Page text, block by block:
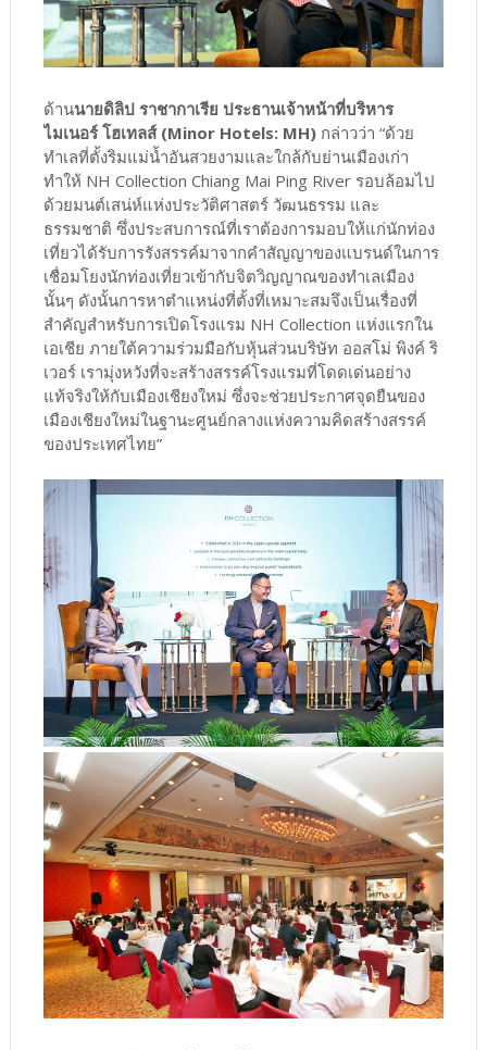
ด้านนายดิลิป ราชากาเรีย ประธานเจ้าหน้าที่บริหาร
ไมเนอร์ โฮเทลส์ (Minor Hotels: MH) กล่าวว่า “ด้วย
ทำเลที่ตั้งริมแม่น้ำอันสวยงามและใกล้กับย่านเมืองเก่า
ทำให้ NH Collection Chiang Mai Ping River รอบล้อมไป
ด้วยมนต์เสน่ห์แห่งประวัติศาสตร์ วัฒนธรรม และ
ธรรมชาติ ซึ่งประสบการณ์ที่เราต้องการมอบให้แก่นักท่อง
เที่ยวได้รับการรังสรรค์มาจากคำสัญญาของแบรนด์ในการ
เชื่อมโยงนักท่องเที่ยวเข้ากับจิตวิญญาณของทำเลเมือง
นั้นๆ ดังนั้นการหาตำแหน่งที่ตั้งที่เหมาะสมจึงเป็นเรื่องที่
สำคัญสำหรับการเปิดโรงแรม NH Collection แห่งแรกใน
เอเชีย ภายใต้ความร่วมมือกับหุ้นส่วนบริษัท ออสโม่ พิงค์ ริ
เวอร์ เรามุ่งหวังที่จะสร้างสรรค์โรงแรมที่โดดเด่นอย่าง
แท้จริงให้กับเมืองเชียงใหม่ ซึ่งจะช่วยประกาศจุดยืนของ
เมืองเชียงใหม่ในฐานะศูนย์กลางแห่งความคิดสร้างสรรค์
ของประเทศไทย”